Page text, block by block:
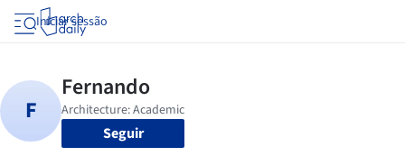
Iniciar sessão
Seguir